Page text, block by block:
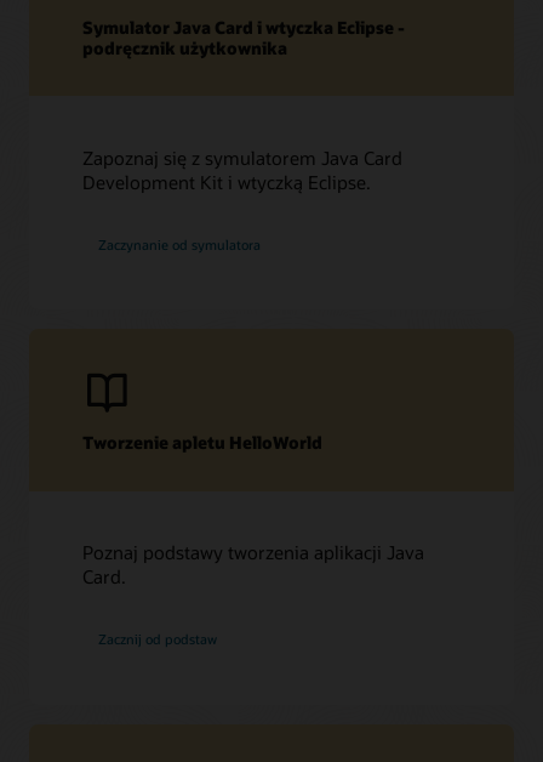
Symulator Java Card i wtyczka Eclipse -
podręcznik użytkownika
Zapoznaj się z symulatorem Java Card
Development Kit i wtyczką Eclipse.
Zaczynanie od symulatora
Tworzenie apletu HelloWorld
Poznaj podstawy tworzenia aplikacji Java
Card.
Zacznij od podstaw